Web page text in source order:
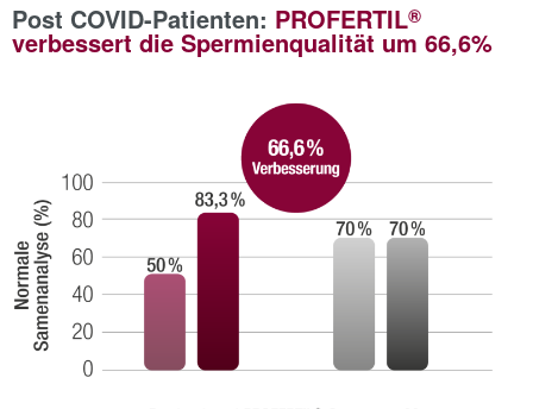
Post COVID-Patienten: PROFERTIL®
verbessert die Spermienqualität um 66,6%